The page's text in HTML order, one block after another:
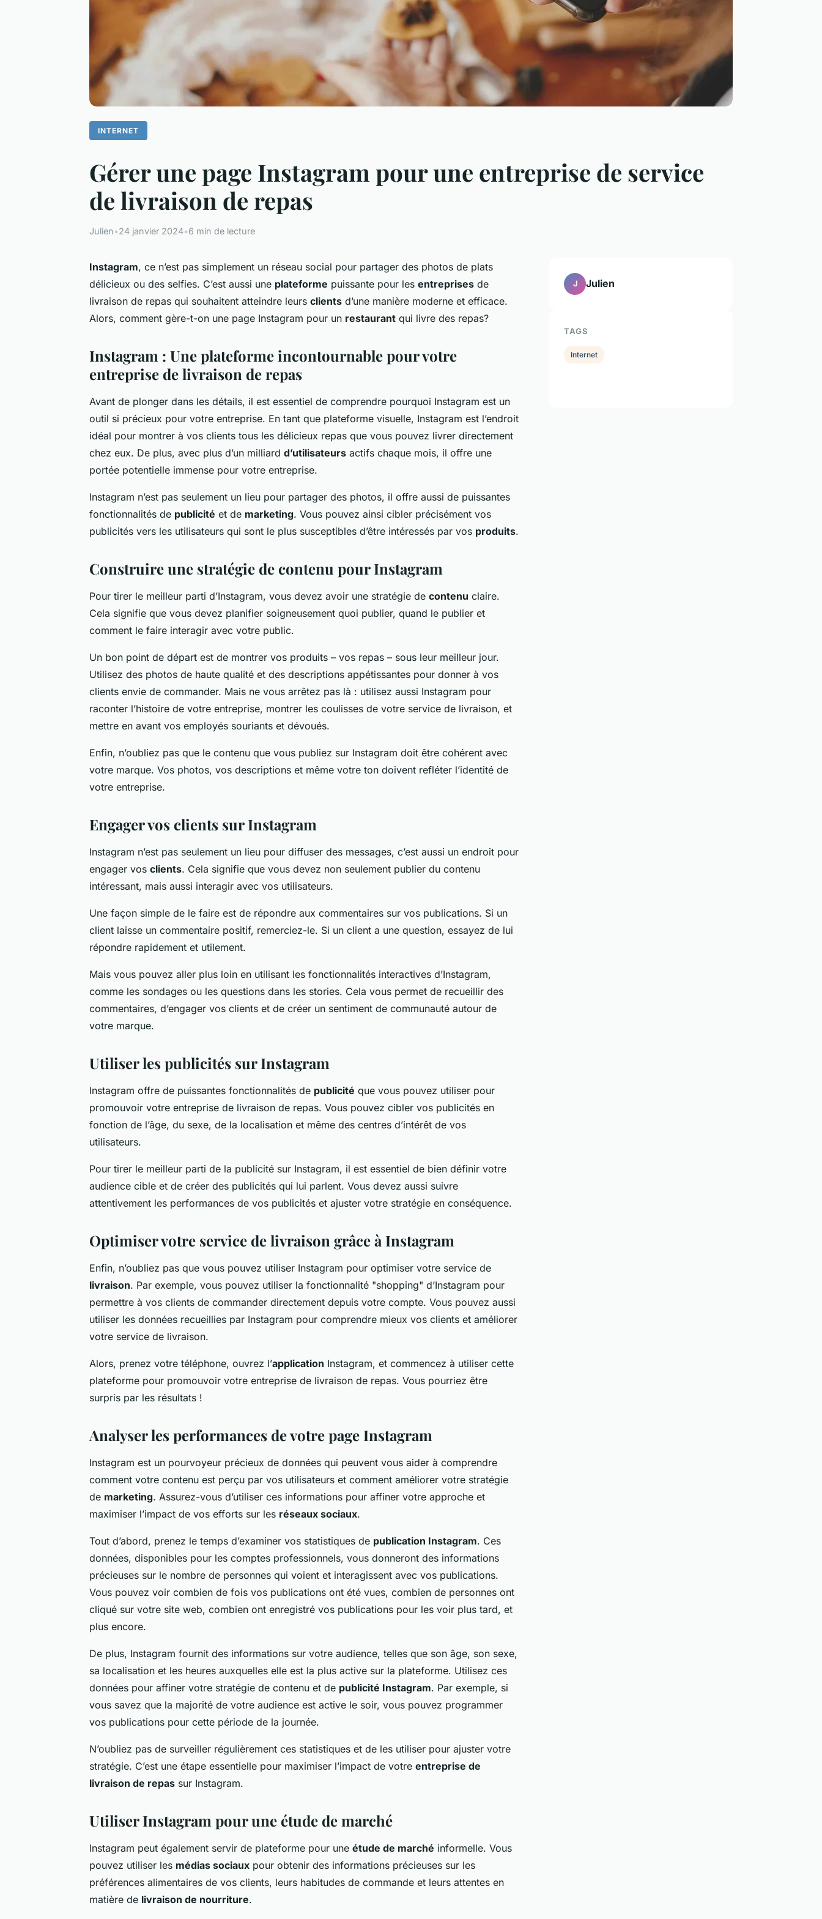
INTERNET
Gérer une page Instagram pour une entreprise de service
de livraison de repas
Julien•24 janvier 2024•6 min de lecture
Instagram, ce n’est pas simplement un réseau social pour partager des photos de plats
délicieux ou des selfies. C’est aussi une plateforme puissante pour les entreprises de
livraison de repas qui souhaitent atteindre leurs clients d’une manière moderne et efficace.
Alors, comment gère-t-on une page Instagram pour un restaurant qui livre des repas?
Instagram : Une plateforme incontournable pour votre
entreprise de livraison de repas
Avant de plonger dans les détails, il est essentiel de comprendre pourquoi Instagram est un
outil si précieux pour votre entreprise. En tant que plateforme visuelle, Instagram est l’endroit
idéal pour montrer à vos clients tous les délicieux repas que vous pouvez livrer directement
chez eux. De plus, avec plus d’un milliard d’utilisateurs actifs chaque mois, il offre une
portée potentielle immense pour votre entreprise.
Instagram n’est pas seulement un lieu pour partager des photos, il offre aussi de puissantes
fonctionnalités de publicité et de marketing. Vous pouvez ainsi cibler précisément vos
publicités vers les utilisateurs qui sont le plus susceptibles d’être intéressés par vos produits.
Construire une stratégie de contenu pour Instagram
Pour tirer le meilleur parti d’Instagram, vous devez avoir une stratégie de contenu claire.
Cela signifie que vous devez planifier soigneusement quoi publier, quand le publier et
comment le faire interagir avec votre public.
Un bon point de départ est de montrer vos produits – vos repas – sous leur meilleur jour.
Utilisez des photos de haute qualité et des descriptions appétissantes pour donner à vos
clients envie de commander. Mais ne vous arrêtez pas là : utilisez aussi Instagram pour
raconter l’histoire de votre entreprise, montrer les coulisses de votre service de livraison, et
mettre en avant vos employés souriants et dévoués.
Enfin, n’oubliez pas que le contenu que vous publiez sur Instagram doit être cohérent avec
votre marque. Vos photos, vos descriptions et même votre ton doivent refléter l’identité de
votre entreprise.
Engager vos clients sur Instagram
Instagram n’est pas seulement un lieu pour diffuser des messages, c’est aussi un endroit pour
engager vos clients. Cela signifie que vous devez non seulement publier du contenu
intéressant, mais aussi interagir avec vos utilisateurs.
Une façon simple de le faire est de répondre aux commentaires sur vos publications. Si un
client laisse un commentaire positif, remerciez-le. Si un client a une question, essayez de lui
répondre rapidement et utilement.
Mais vous pouvez aller plus loin en utilisant les fonctionnalités interactives d’Instagram,
comme les sondages ou les questions dans les stories. Cela vous permet de recueillir des
commentaires, d’engager vos clients et de créer un sentiment de communauté autour de
votre marque.
Utiliser les publicités sur Instagram
Instagram offre de puissantes fonctionnalités de publicité que vous pouvez utiliser pour
promouvoir votre entreprise de livraison de repas. Vous pouvez cibler vos publicités en
fonction de l’âge, du sexe, de la localisation et même des centres d’intérêt de vos
utilisateurs.
Pour tirer le meilleur parti de la publicité sur Instagram, il est essentiel de bien définir votre
audience cible et de créer des publicités qui lui parlent. Vous devez aussi suivre
attentivement les performances de vos publicités et ajuster votre stratégie en conséquence.
Optimiser votre service de livraison grâce à Instagram
Enfin, n’oubliez pas que vous pouvez utiliser Instagram pour optimiser votre service de
livraison. Par exemple, vous pouvez utiliser la fonctionnalité "shopping" d’Instagram pour
permettre à vos clients de commander directement depuis votre compte. Vous pouvez aussi
utiliser les données recueillies par Instagram pour comprendre mieux vos clients et améliorer
votre service de livraison.
Alors, prenez votre téléphone, ouvrez l’application Instagram, et commencez à utiliser cette
plateforme pour promouvoir votre entreprise de livraison de repas. Vous pourriez être
surpris par les résultats !
Analyser les performances de votre page Instagram
Instagram est un pourvoyeur précieux de données qui peuvent vous aider à comprendre
comment votre contenu est perçu par vos utilisateurs et comment améliorer votre stratégie
de marketing. Assurez-vous d’utiliser ces informations pour affiner votre approche et
maximiser l’impact de vos efforts sur les réseaux sociaux.
Tout d’abord, prenez le temps d’examiner vos statistiques de publication Instagram. Ces
données, disponibles pour les comptes professionnels, vous donneront des informations
précieuses sur le nombre de personnes qui voient et interagissent avec vos publications.
Vous pouvez voir combien de fois vos publications ont été vues, combien de personnes ont
cliqué sur votre site web, combien ont enregistré vos publications pour les voir plus tard, et
plus encore.
De plus, Instagram fournit des informations sur votre audience, telles que son âge, son sexe,
sa localisation et les heures auxquelles elle est la plus active sur la plateforme. Utilisez ces
données pour affiner votre stratégie de contenu et de publicité Instagram. Par exemple, si
vous savez que la majorité de votre audience est active le soir, vous pouvez programmer
vos publications pour cette période de la journée.
N’oubliez pas de surveiller régulièrement ces statistiques et de les utiliser pour ajuster votre
stratégie. C’est une étape essentielle pour maximiser l’impact de votre entreprise de
livraison de repas sur Instagram.
Utiliser Instagram pour une étude de marché
Instagram peut également servir de plateforme pour une étude de marché informelle. Vous
pouvez utiliser les médias sociaux pour obtenir des informations précieuses sur les
préférences alimentaires de vos clients, leurs habitudes de commande et leurs attentes en
matière de livraison de nourriture.
J Julien
TAGS
Internet